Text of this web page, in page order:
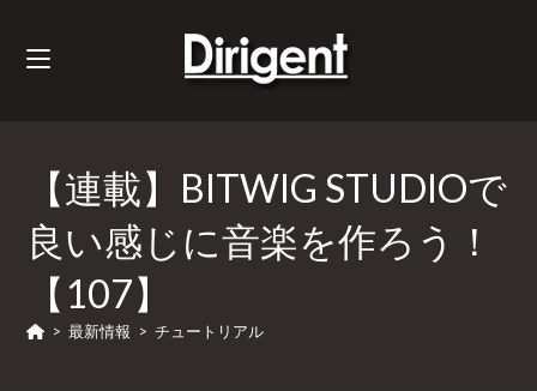
【連載】BITWIG STUDIOで
良い感じに音楽を作ろう！
【107】
> 最新情報 > チュートリアル